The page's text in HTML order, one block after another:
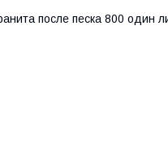
после песка 800 один